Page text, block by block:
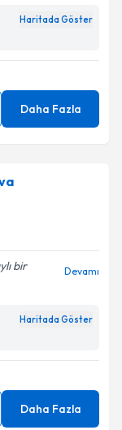
Haritada Göster
Daha Fazla
bir
Devamı
Haritada Göster
Daha Fazla